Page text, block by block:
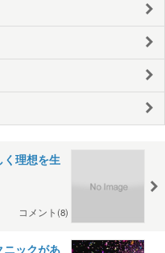
理想を生
コメント(8)
ニックがあ